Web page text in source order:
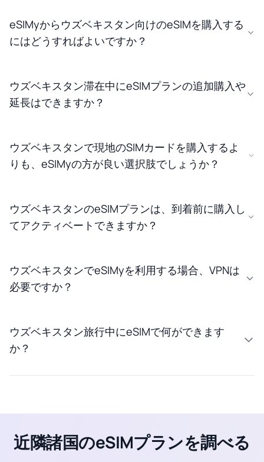
eSIMyからウズベキスタン向けのeSIMを購入する
にはどうすればよいですか？
ウズベキスタン滞在中にeSIMプランの追加購入や
延長はできますか？
ウズベキスタンで現地のSIMカードを購入するよ
りも、eSIMyの方が良い選択肢でしょうか？
ウズベキスタンのeSIMプランは、到着前に購入し
てアクティベートできますか？
ウズベキスタンでeSIMyを利用する場合、VPNは
必要ですか？
ウズベキスタン旅行中にeSIMで何ができます
か？
近隣諸国のeSIMプランを調べる